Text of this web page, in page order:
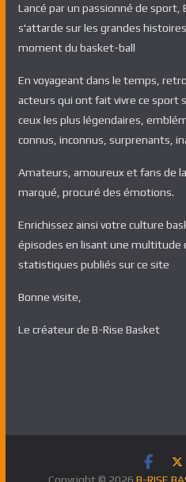
Lancé par un passionné de sport,
s'attarde sur les grandes
moment du basket-ball
En voyageant dans le temps,
acteurs qui ont fait vivre ce sport
ceux les plus légendaires,
connus, inconnus, surprenants,
Amateurs, amoureux et fans de
marqué, procuré des émotions.
Enrichissez ainsi votre culture
épisodes en lisant une multitude
statistiques publiés sur ce site
Bonne visite,
Le créateur de B-Rise Basket